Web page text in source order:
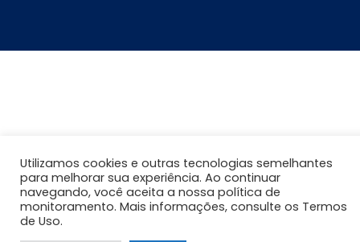
Utilizamos cookies e outras tecnologias semelhantes
para melhorar sua experiência. Ao continuar
navegando, você aceita a nossa política de
monitoramento. Mais informações, consulte os Termos
de Uso.